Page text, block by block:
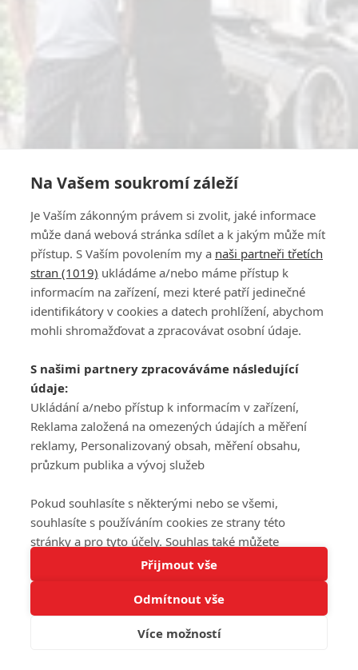
Tato stránka používá soubory cookies.
Rozumím
Na Vašem soukromí záleží
Je Vaším zákonným právem si zvolit, jaké informace
může daná webová stránka sdílet a k jakým může mít
přístup. S Vaším povolením my a naši partneři třetích
stran (1019) ukládáme a/nebo máme přístup k
informacím na zařízení, mezi které patří jedinečné
identifikátory v cookies a datech prohlížení, abychom
mohli shromažďovat a zpracovávat osobní údaje.
S našimi partnery zpracováváme následující
údaje:
Ukládání a/nebo přístup k informacím v zařízení,
Reklama založená na omezených údajích a měření
reklamy, Personalizovaný obsah, měření obsahu,
průzkum publika a vývoj služeb
Pokud souhlasíte s některými nebo se všemi,
souhlasíte s používáním cookies ze strany této
stránky a pro tyto účely. Souhlas také můžete
odmítnout, ale v takovém případě vám na stránce
nebudou k dispozici některé personalizované funkce.
Vaše volby souhlasu se budou vztahovat pouze na
tuto webovou stránku. Vaše nastavení a odvolání
souhlasu můžete kdykoli změnit na stránce s
Přijmout vše
Odmítnout vše
Více možností